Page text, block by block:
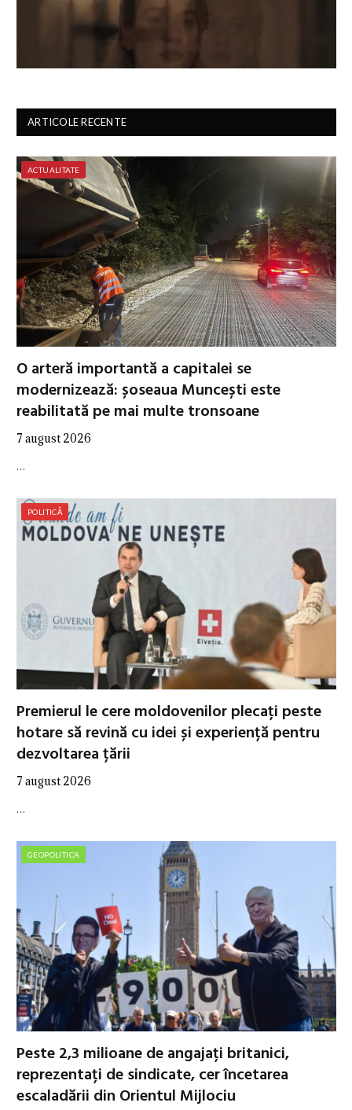
ARTICOLE RECENTE
ACTUALITATE
O arteră importantă a capitalei se
modernizează: șoseaua Muncești este
reabilitată pe mai multe tronsoane
7 august 2026
…
POLITICĂ
Premierul le cere moldovenilor plecați peste
hotare să revină cu idei și experiență pentru
dezvoltarea țării
7 august 2026
…
GEOPOLITICA
Peste 2,3 milioane de angajați britanici,
reprezentați de sindicate, cer încetarea
escaladării din Orientul Mijlociu